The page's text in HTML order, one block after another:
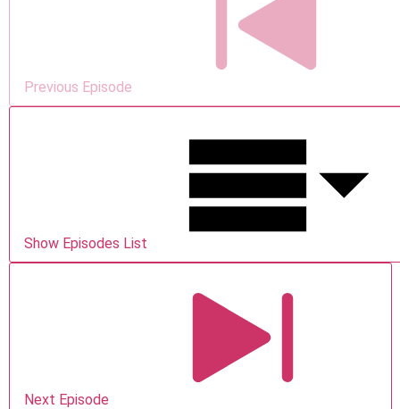
Previous Episode
Show Episodes List
Next Episode